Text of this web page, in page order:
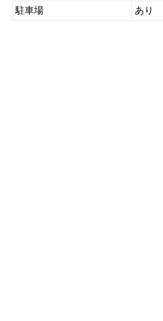
駐車場
あり